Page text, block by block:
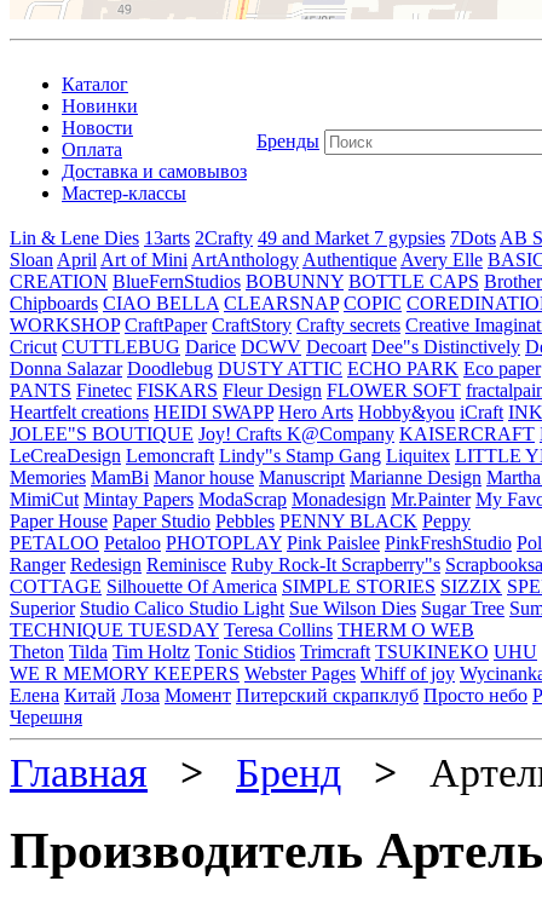
Каталог
Новинки
Новости
Оплата
Доставка и самовывоз
Мастер-классы
Бренды
Lin & Lene Dies 13arts 2Crafty 49 and Market 7 gypsies 7Dots AB
Sloan April Art of Mini ArtAnthology Authentique Avery Elle
CREATION BlueFernStudios BOBUNNY BOTTLE CAPS Brother
Chipboards CIAO BELLA CLEARSNAP COPIC
WORKSHOP CraftPaper CraftStory Crafty secrets Creative
Cricut CUTTLEBUG Darice DCWV Decoart Dee"s Distinctively
Donna Salazar Doodlebug DUSTY ATTIC ECHO PARK Eco paper
PANTS Finetec FISKARS Fleur Design FLOWER SOFT
Heartfelt creations HEIDI SWAPP Hero Arts Hobby&you iCraft
JOLEE"S BOUTIQUE Joy! Crafts K@Company KAISERCRAFT
LeCreaDesign Lemoncraft Lindy"s Stamp Gang Liquitex LITTLE
Memories MamBi Manor house Manuscript Marianne Design
MimiCut Mintay Papers ModaScrap Monadesign Mr.Painter My
Paper House Paper Studio Pebbles PENNY BLACK Peppy
PETALOO Petaloo PHOTOPLAY Pink Paislee PinkFreshStudio
Ranger Redesign Reminisce Ruby Rock-It Scrapberry"s
COTTAGE Silhouette Of America SIMPLE STORIES SIZZIX
Superior Studio Calico Studio Light Sue Wilson Dies Sugar Tree
TECHNIQUE TUESDAY Teresa Collins THERM O WEB
Theton Tilda Tim Holtz Tonic Stidios Trimcraft TSUKINEKO UHU
WE R MEMORY KEEPERS Webster Pages Whiff of joy
Елена Китай Лоза Момент Питерский скрапклуб Просто небо
Черешня
Главная > Бренд >
Производитель